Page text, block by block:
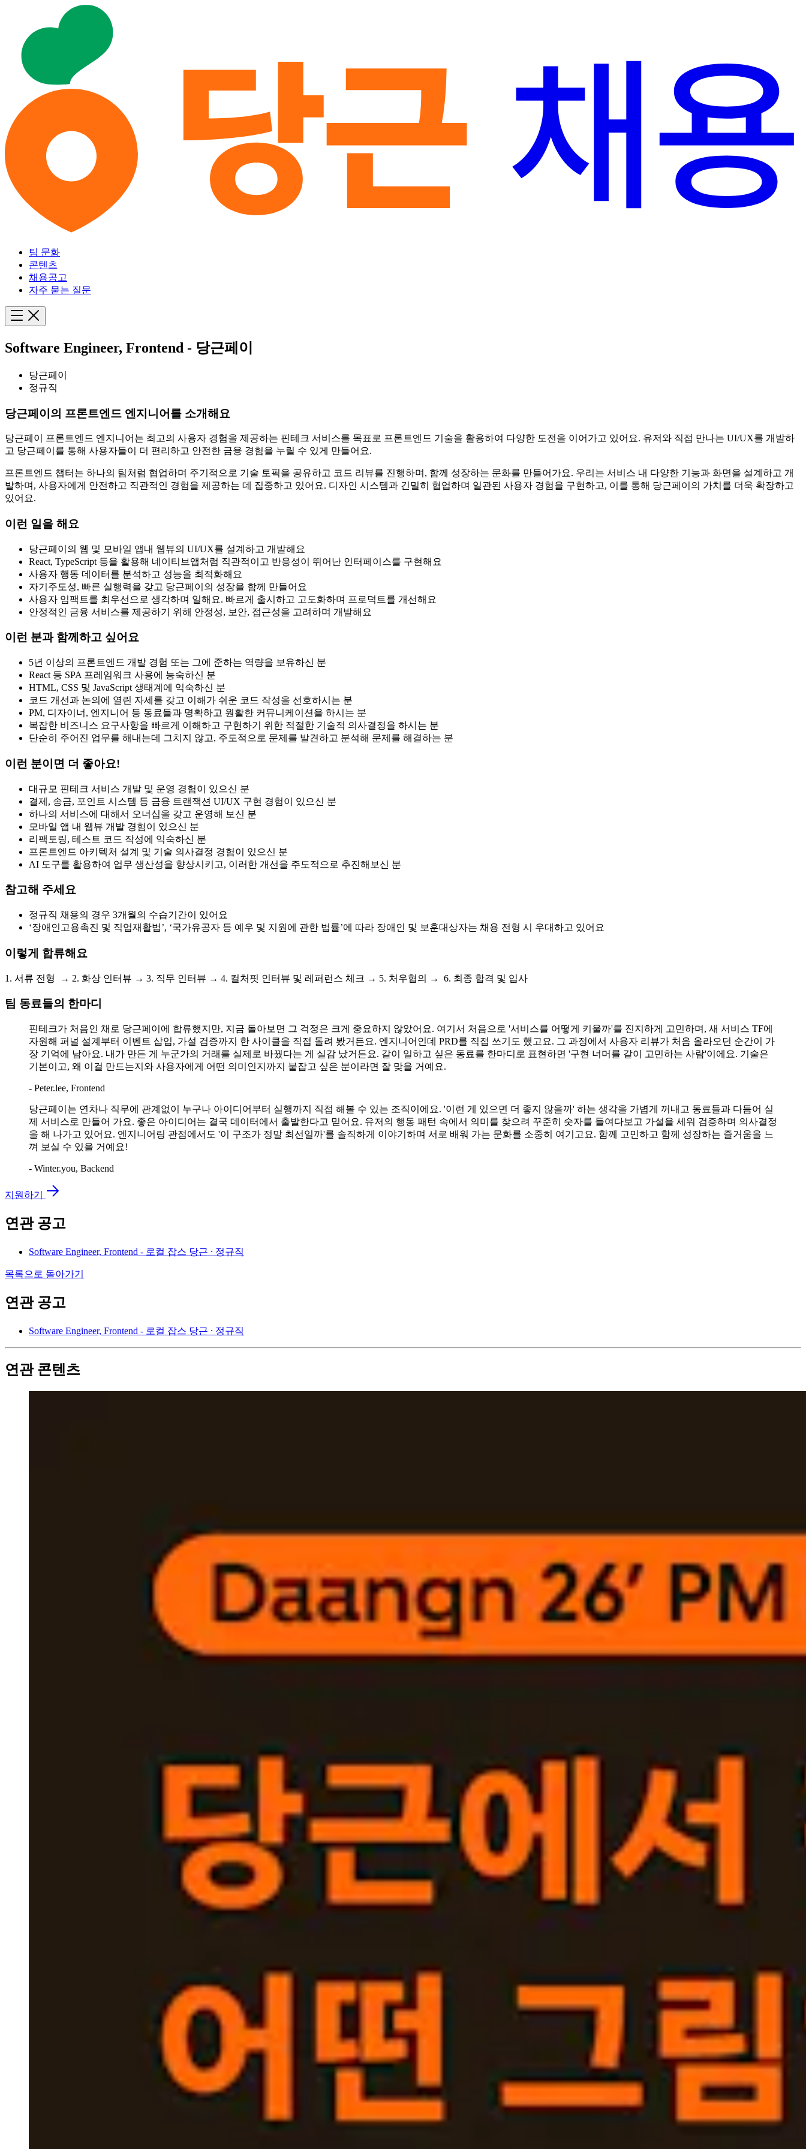
팀 문화
콘텐츠
채용공고
자주 묻는 질문
Software Engineer, Frontend - 당근페이
당근페이
정규직
당근페이의 프론트엔드 엔지니어를 소개해요
당근페이 프론트엔드 엔지니어는 최고의 사용자 경험을 제공하는 핀테크 서비스를 목표로 프론트엔드 기술을 활용하여 다양한 도전을 이어가고 있어요. 유저와 직접 만나는 UI/UX를 개발하
고 당근페이를 통해 사용자들이 더 편리하고 안전한 금융 경험을 누릴 수 있게 만들어요.
프론트엔드 챕터는 하나의 팀처럼 협업하며 주기적으로 기술 토픽을 공유하고 코드 리뷰를 진행하며, 함께 성장하는 문화를 만들어가요. 우리는 서비스 내 다양한 기능과 화면을 설계하고 개
발하며, 사용자에게 안전하고 직관적인 경험을 제공하는 데 집중하고 있어요. 디자인 시스템과 긴밀히 협업하며 일관된 사용자 경험을 구현하고, 이를 통해 당근페이의 가치를 더욱 확장하고
있어요.
이런 일을 해요
당근페이의 웹 및 모바일 앱내 웹뷰의 UI/UX를 설계하고 개발해요
React, TypeScript 등을 활용해 네이티브앱처럼 직관적이고 반응성이 뛰어난 인터페이스를 구현해요
사용자 행동 데이터를 분석하고 성능을 최적화해요
자기주도성, 빠른 실행력을 갖고 당근페이의 성장을 함께 만들어요
사용자 임팩트를 최우선으로 생각하며 일해요. 빠르게 출시하고 고도화하며 프로덕트를 개선해요
안정적인 금융 서비스를 제공하기 위해 안정성, 보안, 접근성을 고려하며 개발해요
이런 분과 함께하고 싶어요
5년 이상의 프론트엔드 개발 경험 또는 그에 준하는 역량을 보유하신 분
React 등 SPA 프레임워크 사용에 능숙하신 분
HTML, CSS 및 JavaScript 생태계에 익숙하신 분
코드 개선과 논의에 열린 자세를 갖고 이해가 쉬운 코드 작성을 선호하시는 분
PM, 디자이너, 엔지니어 등 동료들과 명확하고 원활한 커뮤니케이션을 하시는 분
복잡한 비즈니스 요구사항을 빠르게 이해하고 구현하기 위한 적절한 기술적 의사결정을 하시는 분
단순히 주어진 업무를 해내는데 그치지 않고, 주도적으로 문제를 발견하고 분석해 문제를 해결하는 분
이런 분이면 더 좋아요!
대규모 핀테크 서비스 개발 및 운영 경험이 있으신 분
결제, 송금, 포인트 시스템 등 금융 트랜잭션 UI/UX 구현 경험이 있으신 분
하나의 서비스에 대해서 오너십을 갖고 운영해 보신 분
모바일 앱 내 웹뷰 개발 경험이 있으신 분
리팩토링, 테스트 코드 작성에 익숙하신 분
프론트엔드 아키텍처 설계 및 기술 의사결정 경험이 있으신 분
AI 도구를 활용하여 업무 생산성을 향상시키고, 이러한 개선을 주도적으로 추진해보신 분
참고해 주세요
정규직 채용의 경우 3개월의 수습기간이 있어요
‘장애인고용촉진 및 직업재활법’, ‘국가유공자 등 예우 및 지원에 관한 법률’에 따라 장애인 및 보훈대상자는 채용 전형 시 우대하고 있어요
이렇게 합류해요
1. 서류 전형 → 2. 화상 인터뷰 → 3. 직무 인터뷰 → 4. 컬처핏 인터뷰 및 레퍼런스 체크 → 5. 처우협의 → 6. 최종 합격 및 입사
팀 동료들의 한마디
핀테크가 처음인 채로 당근페이에 합류했지만, 지금 돌아보면 그 걱정은 크게 중요하지 않았어요. 여기서 처음으로 '서비스를 어떻게 키울까'를 진지하게 고민하며, 새 서비스 TF에
자원해 퍼널 설계부터 이벤트 삽입, 가설 검증까지 한 사이클을 직접 돌려 봤거든요. 엔지니어인데 PRD를 직접 쓰기도 했고요. 그 과정에서 사용자 리뷰가 처음 올라오던 순간이 가
장 기억에 남아요. 내가 만든 게 누군가의 거래를 실제로 바꿨다는 게 실감 났거든요. 같이 일하고 싶은 동료를 한마디로 표현하면 '구현 너머를 같이 고민하는 사람'이에요. 기술은
기본이고, 왜 이걸 만드는지와 사용자에게 어떤 의미인지까지 붙잡고 싶은 분이라면 잘 맞을 거예요.
- Peter.lee, Frontend
당근페이는 연차나 직무에 관계없이 누구나 아이디어부터 실행까지 직접 해볼 수 있는 조직이에요. '이런 게 있으면 더 좋지 않을까' 하는 생각을 가볍게 꺼내고 동료들과 다듬어 실
제 서비스로 만들어 가요. 좋은 아이디어는 결국 데이터에서 출발한다고 믿어요. 유저의 행동 패턴 속에서 의미를 찾으려 꾸준히 숫자를 들여다보고 가설을 세워 검증하며 의사결정
을 해 나가고 있어요. 엔지니어링 관점에서도 '이 구조가 정말 최선일까'를 솔직하게 이야기하며 서로 배워 가는 문화를 소중히 여기고요. 함께 고민하고 함께 성장하는 즐거움을 느
껴 보실 수 있을 거예요!
- Winter.you, Backend
지원하기
연관 공고
Software Engineer, Frontend - 로컬 잡스 당근 ⸱ 정규직
목록으로 돌아가기
연관 공고
Software Engineer, Frontend - 로컬 잡스 당근 ⸱ 정규직
연관 콘텐츠